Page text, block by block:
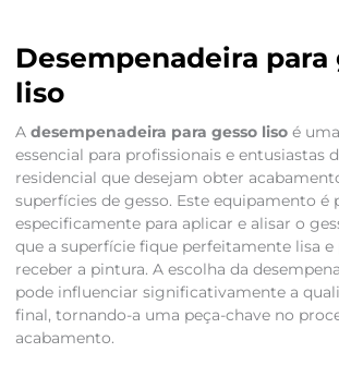
Desempenadeira para
liso
A desempenadeira para gesso lisoé
essencial para profissionais e entusiastas
residencial que desejam obter
superfícies de gesso. Este equipamento é
especificamente para aplicar e alisar o
que a superfície fique perfeitamente lisa e
receber a pintura. A escolha da
pode influenciar significativamente a
final, tornando-a uma peça-chave no
acabamento.